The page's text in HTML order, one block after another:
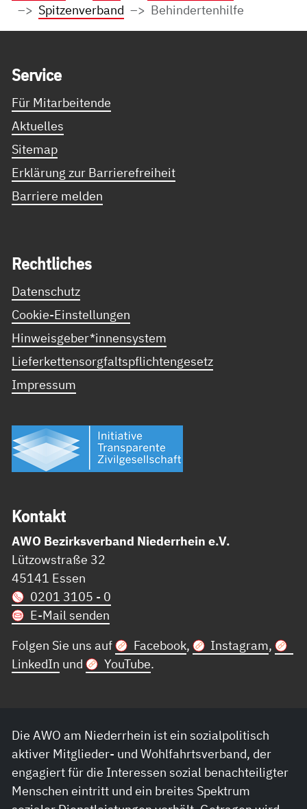
Spitzenverband
Behindertenhilfe
Ser­vice
Für Mitarbeitende
Aktuelles
Sitemap
Erklärung zur Barrierefreiheit
Barriere melden
Recht­li­ches
Datenschutz
Cookie-Einstellungen
Hinweisgeber*innensystem
Lieferkettensorgfaltspflichtengesetz
Impressum
Kon­takt
AWO Bezirksverband Niederrhein e.V.
Lützowstraße 32
45141 Essen
0201 3105 - 0
E-Mail senden
Folgen Sie uns auf
Facebook, Instagram,
LinkedIn und YouTube.
Die AWO am Niederrhein ist ein sozialpolitisch
aktiver Mitglieder- und Wohlfahrtsverband, der
engagiert für die Interessen sozial benachteiligter
Menschen eintritt und ein breites Spektrum